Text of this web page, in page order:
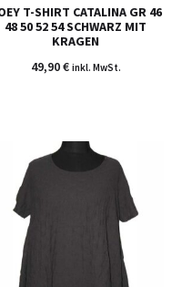
T-SHIRT CATALINA GR 46
48 50 52 54 SCHWARZ MIT
KRAGEN
49,90€ inkl. MwSt.